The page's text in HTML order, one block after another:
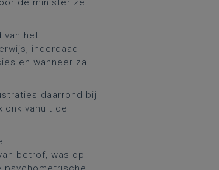
de minister zelf
van het
inderdaad
en wanneer zal
daarrond bij
vanuit de
betrof, was op